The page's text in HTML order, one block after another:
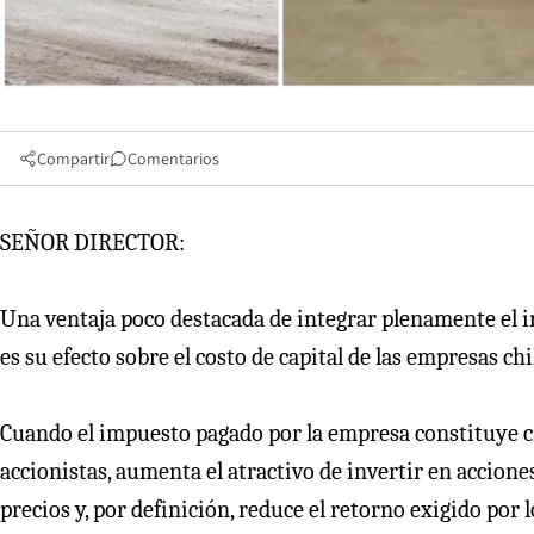
Compartir Comentarios
SEÑOR DIRECTOR:
Una ventaja poco destacada de integrar plenamente
es su efecto sobre el costo de capital de las empresas
Cuando el impuesto pagado por la empresa
accionistas, aumenta el atractivo de invertir en
precios y, por definición, reduce el retorno exigido por